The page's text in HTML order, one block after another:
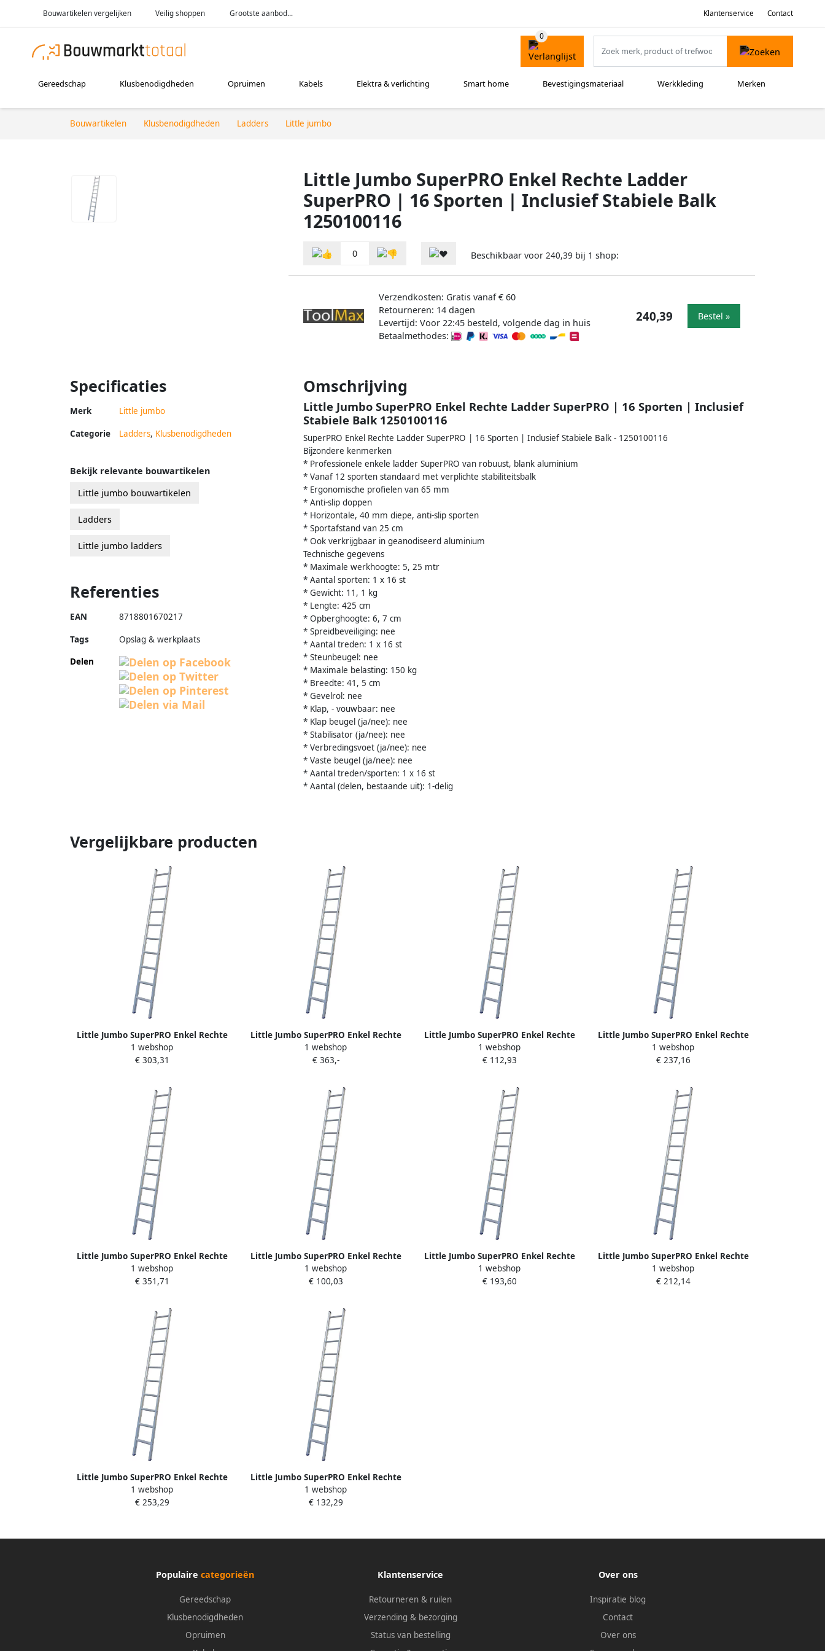
Bouwartikelen vergelijken Veilig shoppen Grootste aanbod... Klantenservice Contact
Gereedschap Klusbenodigdheden Opruimen Kabels Elektra & verlichting Smart home Bevestigingsmateriaal Werkkleding Merken
Bouwartikelen Klusbenodigdheden Ladders Little jumbo
Little Jumbo SuperPRO Enkel Rechte Ladder
SuperPRO | 16 Sporten | Inclusief Stabiele Balk
1250100116
0 Beschikbaar voor 240,39 bij 1 shop:
Verzendkosten: Gratis vanaf € 60
Retourneren: 14 dagen
Levertijd: Voor 22:45 besteld, volgende dag in huis
Betaalmethodes:
240,39 Bestel »
Specificaties
Merk Little jumbo
Categorie Ladders, Klusbenodigdheden
Omschrijving
Little Jumbo SuperPRO Enkel Rechte Ladder SuperPRO | 16 Sporten | Inclusief
Stabiele Balk 1250100116
SuperPRO Enkel Rechte Ladder SuperPRO | 16 Sporten | Inclusief Stabiele Balk - 1250100116
Bijzondere kenmerken
* Professionele enkele ladder SuperPRO van robuust, blank aluminium
* Vanaf 12 sporten standaard met verplichte stabiliteitsbalk
* Ergonomische profielen van 65 mm
* Anti-slip doppen
* Horizontale, 40 mm diepe, anti-slip sporten
* Sportafstand van 25 cm
* Ook verkrijgbaar in geanodiseerd aluminium
Technische gegevens
* Maximale werkhoogte: 5, 25 mtr
* Aantal sporten: 1 x 16 st
* Gewicht: 11, 1 kg
* Lengte: 425 cm
* Opberghoogte: 6, 7 cm
* Spreidbeveiliging: nee
* Aantal treden: 1 x 16 st
* Steunbeugel: nee
* Maximale belasting: 150 kg
* Breedte: 41, 5 cm
* Gevelrol: nee
* Klap, - vouwbaar: nee
* Klap beugel (ja/nee): nee
* Stabilisator (ja/nee): nee
* Verbredingsvoet (ja/nee): nee
* Vaste beugel (ja/nee): nee
* Aantal treden/sporten: 1 x 16 st
* Aantal (delen, bestaande uit): 1-delig
Bekijk relevante bouwartikelen
Little jumbo bouwartikelen
Ladders
Little jumbo ladders
Referenties
EAN 8718801670217
Tags
Opslag & werkplaats
Delen
Vergelijkbare producten
Little Jumbo SuperPRO Enkel Rechte
Ladder SuperPRO | 20 Sporten |
Inclusief Stabiele Balk 1250100120
1 webshop
€ 303,31
Little Jumbo SuperPRO Enkel Rechte
Ladder SuperPRO | 24 Sporten |
Inclusief Stabiele Balk 1250100124
1 webshop
€ 363,-
Little Jumbo SuperPRO Enkel Rechte
Ladder SuperPRO Geanodiseerd | 6
Sporten 1250000106
1 webshop
€ 112,93
Little Jumbo SuperPRO Enkel Rechte
Ladder SuperPRO Geanodiseerd | 14
Sporten 1250000114
1 webshop
€ 237,16
Little Jumbo SuperPRO Enkel Rechte
Ladder SuperPRO Geanodiseerd | 20
Sporten 1250000120
1 webshop
€ 351,71
Little Jumbo SuperPRO Enkel Rechte
Ladder SuperPRO | 6 Sporten
1250100106
1 webshop
€ 100,03
Little Jumbo SuperPRO Enkel Rechte
Ladder SuperPRO | 12 Sporten |
Inclusief Stabiele Balk 1250100112
1 webshop
€ 193,60
Little Jumbo SuperPRO Enkel Rechte
Ladder SuperPRO | 14 Sporten |
Inclusief Stabiele Balk 1250100114
1 webshop
€ 212,14
Little Jumbo SuperPRO Enkel Rechte
Ladder SuperPRO | 18 Sporten |
Inclusief Stabiele Balk 1250100118
1 webshop
€ 253,29
Little Jumbo SuperPRO Enkel Rechte
Ladder SuperPRO Geanodiseerd | 8
Sporten 1250000108
1 webshop
€ 132,29
Populaire categorieën
Gereedschap
Klusbenodigdheden
Opruimen
Klantenservice
Retourneren & ruilen
Verzending & bezorging
Status van bestelling
Over ons
Inspiratie blog
Contact
Over ons